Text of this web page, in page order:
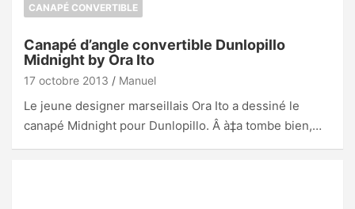
CANAPÉ CONVERTIBLE
Canapé d’angle convertible Dunlopillo
Midnight by Ora Ito
17 octobre 2013 Manuel
Le jeune designer marseillais Ora Ito a dessiné le
canapé Midnight pour Dunlopillo. Â à‡a tombe bien,…